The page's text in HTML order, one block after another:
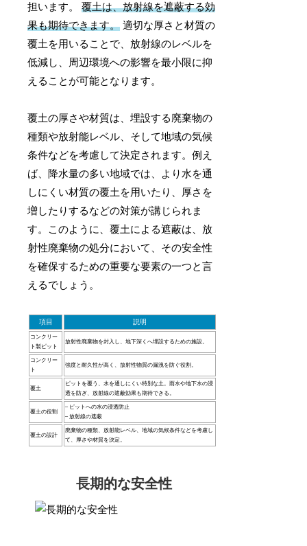
担います。覆土は、放射線を遮蔽する効
果も期待できます。 適切な厚さと材質の
覆土を用いることで、放射線のレベルを
低減し、周辺環境への影響を最小限に抑
えることが可能となります。
覆土の厚さや材質は、埋設する廃棄物の
種類や放射能レベル、そして地域の気候
条件などを考慮して決定されます。例え
ば、降水量の多い地域では、より水を通
しにくい材質の覆土を用いたり、厚さを
増したりするなどの対策が講じられま
す。このように、覆土による遮蔽は、放
射性廃棄物の処分において、その安全性
を確保するための重要な要素の一つと言
えるでしょう。
項目 説明
コンクリー
ト製ピット
放射性廃棄物を封入し、地下深くへ埋設するための施設。
コンクリー
ト
強度と耐久性が高く、放射性物質の漏洩を防ぐ役割。
覆土
ピットを覆う、水を通しにくい特別な土。雨水や地下水の浸
透を防ぎ、放射線の遮蔽効果も期待できる。
覆土の役割
– ピットへの水の浸透防止
– 放射線の遮蔽
覆土の設計
廃棄物の種類、放射能レベル、地域の気候条件などを考慮し
て、厚さや材質を決定。
長期的な安全性